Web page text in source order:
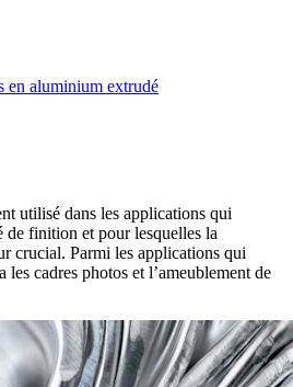
en aluminium extrudé
utilisé dans les applications qui
de finition et pour lesquelles la
crucial. Parmi les applications qui
cadres photos et l’ameublement de